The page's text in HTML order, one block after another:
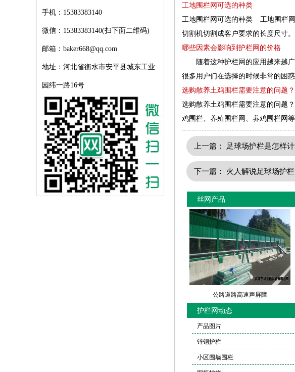
手机：15383383140
微信：15383383140(扫下面二维码)
邮箱：baker668@qq.com
地址：河北省衡水市安平县城东工业
园纬一路16号
工地围栏网可选的种类
工地围栏网可选的种类 工地围栏
切割机切割成客户要求的长度尺寸
哪些因素会影响到护栏网的价格
随着这种护栏网的应用越来越广
很多用户们在选择的时候非常的困
选购散养土鸡围栏需要注意的问题？
选购散养土鸡围栏需要注意的问
鸡围栏、养殖围栏网、养鸡围栏网
上一篇： 足球场护栏是怎样
下一篇： 火人解说足球场护
丝网产品
公路道路高速声屏障
护栏网动态
产品图片
锌钢护栏
小区围墙围栏